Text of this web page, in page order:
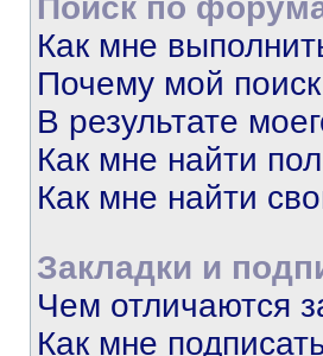
Поиск по
Как мне
Почему мой
В результате
Как мне найти
Как мне найти
Закладки и
Чем отличаются
Как мне